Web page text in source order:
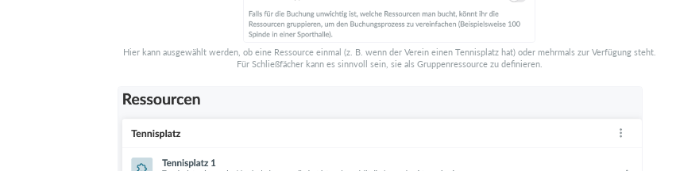
Hier kann ausgewählt werden, ob eine Ressource einmal (z. B. wenn der Verein einen Tennisplatz hat) oder mehrmals zur Verfügung steht.
Für Schließfächer kann es sinnvoll sein, sie als Gruppenressource zu definieren.